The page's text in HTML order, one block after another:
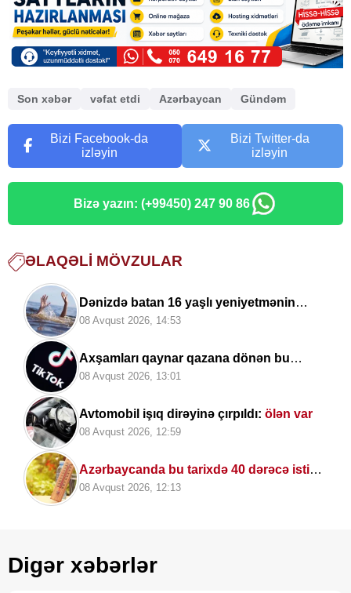
Son xəbər vəfat etdi Azərbaycan Gündəm
Bizi Facebook-da
izləyin
Bizi Twitter-da
izləyin
Bizə yazın: (+99450) 247 90 86
ƏLAQƏLI MÖVZULAR
Dənizdə batan 16 yaşlı yeniyetmənin
meyiti tapılıb
08 Avqust 2026, 14:53
Axşamları qaynar qazana dönən bu
platforma bir zümrə qadınlarla dolu olur...
08 Avqust 2026, 13:01
Avtomobil işıq dirəyinə çırpıldı: ölən var
08 Avqust 2026, 12:59
Azərbaycanda bu tarixdə 40 dərəcə isti
OLACAQ
08 Avqust 2026, 12:13
Digər xəbərlər